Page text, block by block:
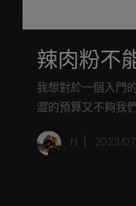
辣肉粉不
我想對於一個入門
澀的預算又不夠我
N 2023/